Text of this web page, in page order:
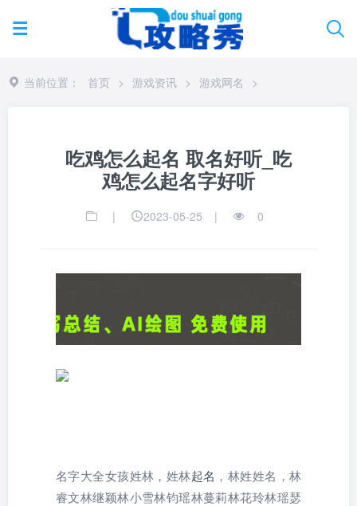
当前位置： 首页 > 游戏资讯 > 游戏网名 >
吃鸡怎么起名 取名好听_吃
鸡怎么起名字好听
| 2023-05-25 | 0
名字大全女孩姓林，姓林起名 ，林姓姓名，林
睿文林继颖林小雪林钧瑶林蔓莉林花玲林瑶瑟